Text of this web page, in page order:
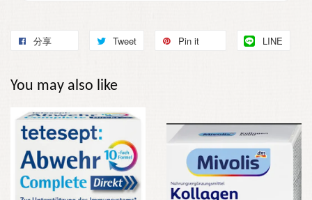
分享 Tweet Pin it LINE
You may also like